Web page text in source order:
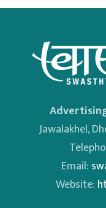
Jawalakhel,
Email:
Website: